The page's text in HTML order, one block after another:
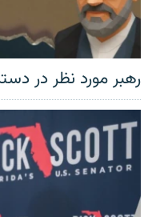
رهبر مورد نظر در